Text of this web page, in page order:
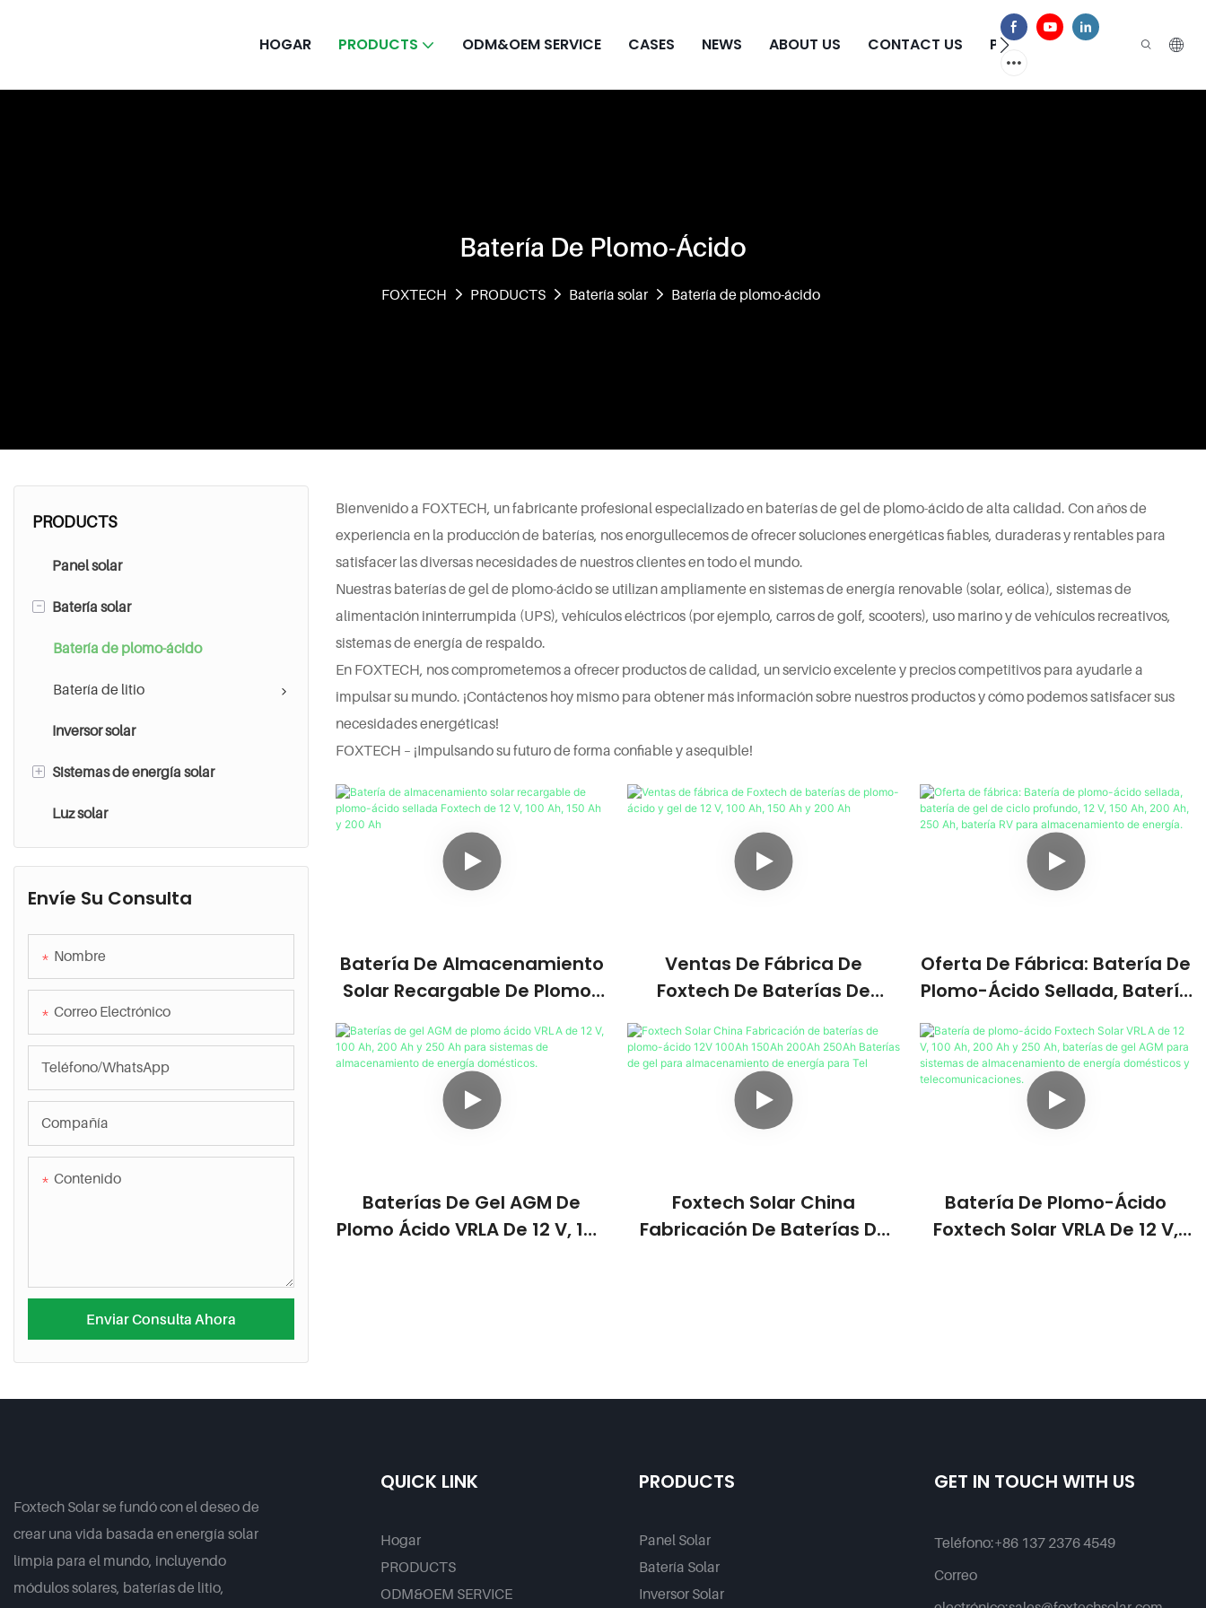
HOGAR PRODUCTS ODM&OEM SERVICE CASES NEWS ABOUT US CONTACT US PREGUNTAS FRECUENTES
Batería De Plomo-Ácido
FOXTECH PRODUCTS Batería solar Batería de plomo-ácido
PRODUCTS
Panel solar
- Batería solar
Batería de plomo-ácido
Batería de litio
Inversor solar
+ Sistemas de energía solar
Sistema solar conectado a la red
Sistema solar fuera de la red
Sistema híbrido dentro y fuera de la
Luz solar
Envíe Su Consulta
Nombre
Correo Electrónico
Teléfono/WhatsApp
Compañía
Contenido
Enviar Consulta Ahora
Bienvenido a FOXTECH, un fabricante profesional especializado en baterías de gel de plomo-ácido de alta calidad. Con años de
experiencia en la producción de baterías, nos enorgullecemos de ofrecer soluciones energéticas fiables, duraderas y rentables para
satisfacer las diversas necesidades de nuestros clientes en todo el mundo.
Nuestras baterías de gel de plomo-ácido se utilizan ampliamente en sistemas de energía renovable (solar, eólica), sistemas de
alimentación ininterrumpida (UPS), vehículos eléctricos (por ejemplo, carros de golf, scooters), uso marino y de vehículos recreativos,
sistemas de energía de respaldo.
En FOXTECH, nos comprometemos a ofrecer productos de calidad, un servicio excelente y precios competitivos para ayudarle a
impulsar su mundo. ¡Contáctenos hoy mismo para obtener más información sobre nuestros productos y cómo podemos satisfacer sus
necesidades energéticas!
FOXTECH – ¡Impulsando su futuro de forma confiable y asequible!
Batería De Almacenamiento
Solar Recargable De Plomo-
Ácido Sellada Foxtech De 12
V, 100 Ah, 150 Ah Y 200 Ah
Ventas De Fábrica De
Foxtech De Baterías De
100 Ah, 150 Ah Y 200 Ah
Oferta De Fábrica: Batería De
Plomo-Ácido Sellada, Batería
De Gel De Ciclo Profundo, 12
V, 150 Ah, 200 Ah, 250 Ah,
Batería RV Para
Almacenamiento De Energía.
Baterías De Gel AGM De
Plomo Ácido VRLA De 12 V, 100
Foxtech Solar China
Fabricación De Baterías De
Batería De Plomo-Ácido
Foxtech Solar VRLA De 12 V,
Foxtech Solar se fundó con el deseo de
crear una vida basada en energía solar
limpia para el mundo, incluyendo
módulos solares, baterías de litio,
QUICK LINK
Hogar
PRODUCTS
ODM&OEM SERVICE
PRODUCTS
Panel Solar
Batería Solar
Inversor Solar
GET IN TOUCH WITH US
Teléfono:+86 137 2376 4549
Correo